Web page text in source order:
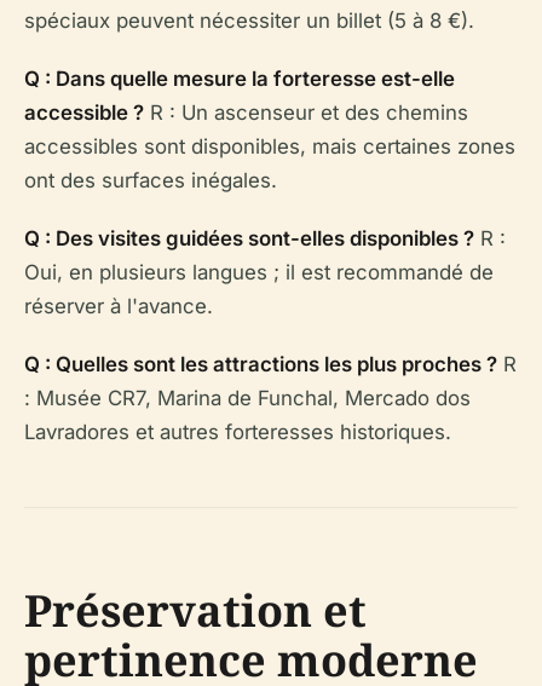
spéciaux peuvent nécessiter un billet (5 à 8 €).
Q : Dans quelle mesure la forteresse est-elle
accessible ? R : Un ascenseur et des chemins
accessibles sont disponibles, mais certaines zones
ont des surfaces inégales.
Q : Des visites guidées sont-elles disponibles ? R :
Oui, en plusieurs langues ; il est recommandé de
réserver à l'avance.
Q : Quelles sont les attractions les plus proches ? R
: Musée CR7, Marina de Funchal, Mercado dos
Lavradores et autres forteresses historiques.
Préservation et
pertinence moderne